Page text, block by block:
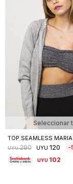
Seleccionar
TOP SEAMLESS
UYU 290 UYU 120
UYU 102